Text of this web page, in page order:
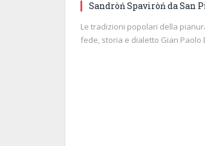
Sandròń Spaviròń da San
Le tradizioni popolari della
fede, storia e dialetto Gian Paolo